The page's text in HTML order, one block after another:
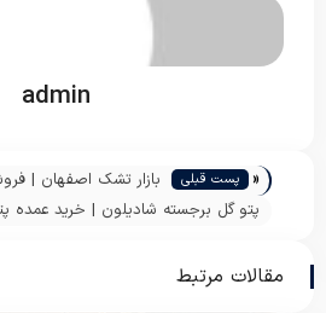
admin
« پست قبلی
بازار تشک اصفهان |
مسافرتی ارزان قیمت |
پتو گل برجسته شادیلون | خرید عمده
مقالات مرتبط